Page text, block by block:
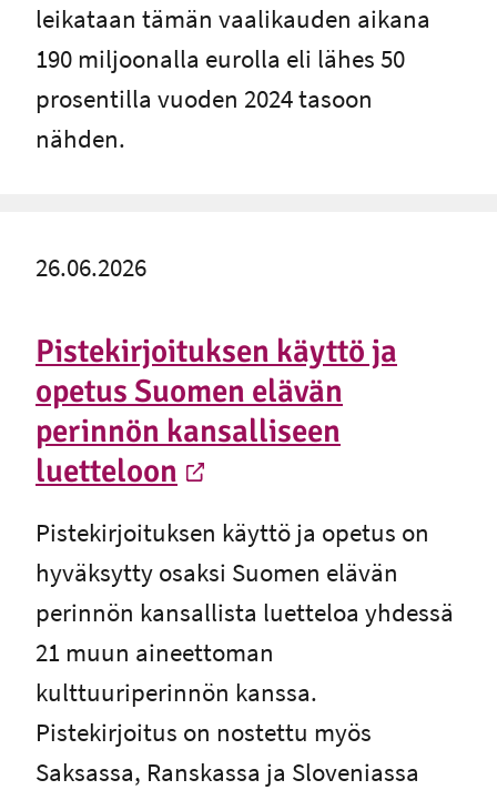
leikataan tämän vaalikauden aikana
190 miljoonalla eurolla eli lähes 50
prosentilla vuoden 2024 tasoon
nähden.
Pistekirjoituksen käyttö ja
opetus Suomen elävän
perinnön kansalliseen
luetteloon
26.06.2026
Pistekirjoituksen käyttö ja opetus on
hyväksytty osaksi Suomen elävän
perinnön kansallista luetteloa yhdessä
21 muun aineettoman
kulttuuriperinnön kanssa.
Pistekirjoitus on nostettu myös
Saksassa, Ranskassa ja Sloveniassa